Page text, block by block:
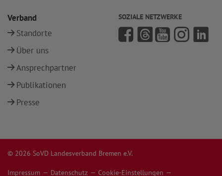
Verband
Standorte
Über uns
Ansprechpartner
Publikationen
Presse
SOZIALE NETZWERKE
© 2026 SoVD Landesverband Bremen e.V.
Impressum Datenschutz Cookie-Einstellungen